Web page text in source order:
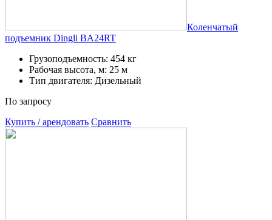
Коленчатый
подъемник Dingli BA24RT
Грузоподъемность: 454 кг
Рабочая высота, м: 25 м
Тип двигателя: Дизельный
По запросу
Купить / арендовать Сравнить